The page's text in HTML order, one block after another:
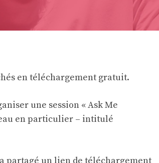
en téléchargement gratuit.
une session « Ask Me
en particulier – intitulé